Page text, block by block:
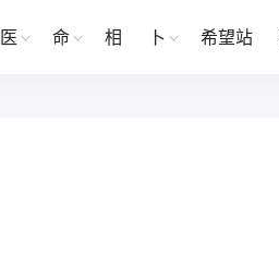
医 命 相 卜 希望站